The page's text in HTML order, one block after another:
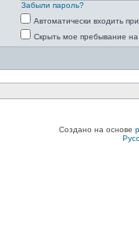
Забыли пароль?
Автоматически входить
Скрыть мое пребывание
Создано на основе